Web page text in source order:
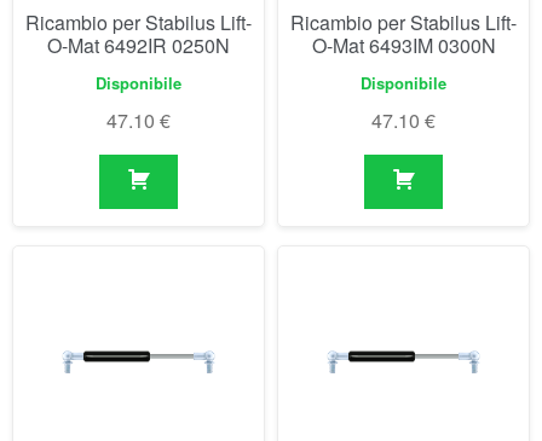
Ricambio per Stabilus Lift-
O-Mat 6492IR 0250N
Disponibile
47.10 €
Ricambio per Stabilus Lift-
O-Mat 6493IM 0300N
Disponibile
47.10 €